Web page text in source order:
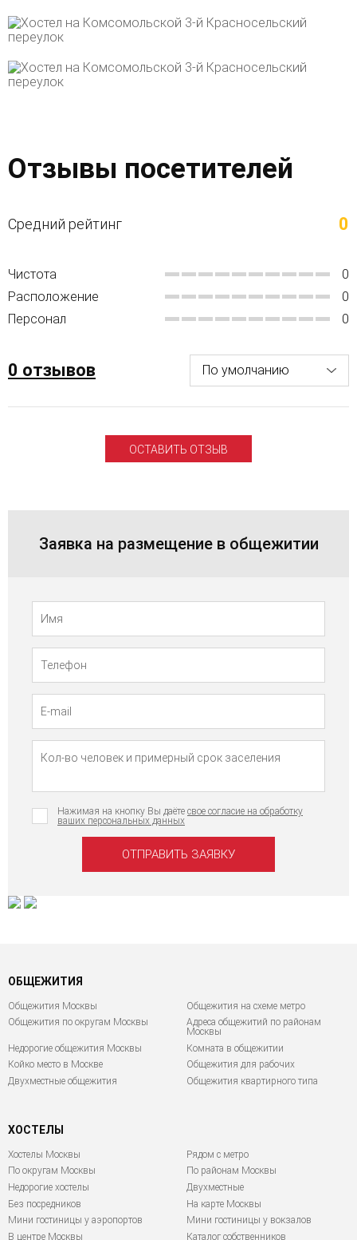
Отзывы посетителей
Средний рейтинг 0
Чистота
0
Расположение
0
Персонал
0
0 отзывов
ОСТАВИТЬ ОТЗЫВ
Заявка на размещение в общежитии
Нажимая на кнопку Вы даёте свое согласие на обработку
ваших персональных данных
ОБЩЕЖИТИЯ
Общежития Москвы
Общежития на схеме метро
Общежития по округам Москвы
Адреса общежитий по районам
Москвы
Недорогие общежития Москвы
Комната в общежитии
Койко место в Москве
Общежития для рабочих
Двухместные общежития
Общежития квартирного типа
ХОСТЕЛЫ
Хостелы Москвы
По округам Москвы
Недорогие хостелы
Без посредников
Мини гостиницы у аэропортов
В центре Москвы
Рядом с метро
По районам Москвы
Двухместные
На карте Москвы
Мини гостиницы у вокзалов
Каталог собственников